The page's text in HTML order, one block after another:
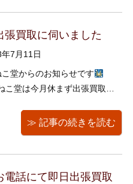
張買取に伺いました
7月11日
堂からのお知らせです
こ堂は今月休まず出張買取を
取を行います
また今月の20
までの期間限定で江東区だけ
≫ 記事の続きを読む
話にて即日出張買取